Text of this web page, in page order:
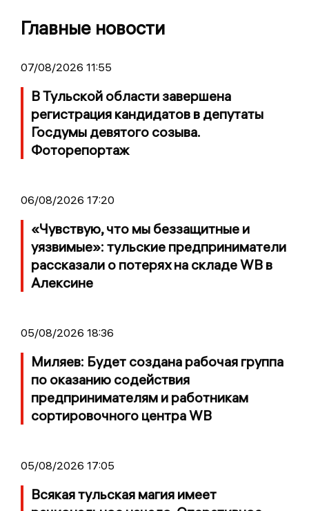
Главные новости
07/08/2026 11:55
В Тульской области завершена
регистрация кандидатов в депутаты
Госдумы девятого созыва.
Фоторепортаж
06/08/2026 17:20
«Чувствую, что мы беззащитные и
уязвимые»: тульские предприниматели
рассказали о потерях на складе WB в
Алексине
05/08/2026 18:36
Миляев: Будет создана рабочая группа
по оказанию содействия
предпринимателям и работникам
сортировочного центра WB
05/08/2026 17:05
Всякая тульская магия имеет